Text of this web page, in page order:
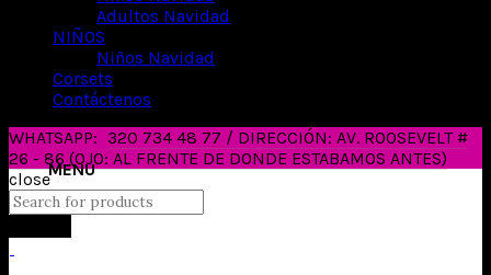
Adultos Navidad
NIÑOS
Niños Navidad
Corsets
Contáctenos
WHATSAPP: 320 734 48 77 / DIRECCIÓN: AV. ROOSEVELT #
26 - 86 (OJO: AL FRENTE DE DONDE ESTABAMOS ANTES)
close